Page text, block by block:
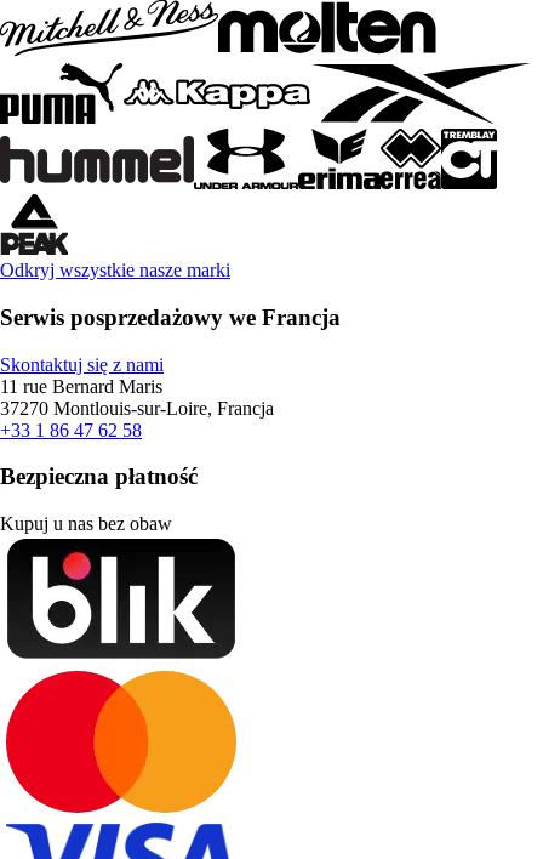
Odkryj wszystkie nasze marki
Serwis posprzedażowy we Francja
Skontaktuj się z nami
11 rue Bernard Maris
37270 Montlouis-sur-Loire, Francja
+33 1 86 47 62 58
Bezpieczna płatność
Kupuj u nas bez obaw